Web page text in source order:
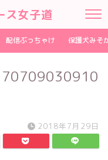
ス女子道
配信ぶっちゃけ 保護犬みそ
2018年7月29日